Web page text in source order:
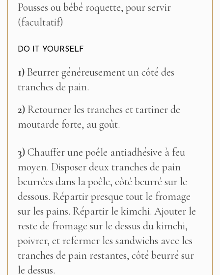
Pousses ou bébé roquette, pour servir
(facultatif)
DO IT YOURSELF
1) Beurrer généreusement un côté des
tranches de pain.
2) Retourner les tranches et tartiner de
moutarde forte, au goût.
3)Chauffer une poêle antiadhésive à feu
moyen. Disposer deux tranches de pain
beurrées dans la poêle, côté beurré sur le
dessous. Répartir presque tout le fromage
sur les pains. Répartir le kimchi. Ajouter le
reste de fromage sur le dessus du kimchi,
poivrer, et refermer les sandwichs avec les
tranches de pain restantes, côté beurré sur
le dessus.